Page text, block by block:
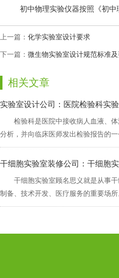
初中物理实验仪器按照《初中理
上一篇： 化学实验室设计要求
下一篇： 微生物实验室设计规范标准
相关文章
实验室设计公司：医院检验科实
检验科是医院中接收病人血液、
分析，并向临床医师发出检验报告的
干细胞实验室装修公司：干细胞
干细胞实验室顾名思义就是从事干
制备、技术开发、医疗服务的重要场所